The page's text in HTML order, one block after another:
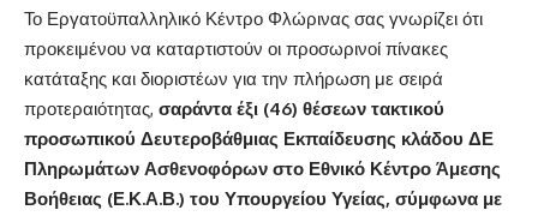
Το Εργατοϋπαλληλικό Κέντρο Φλώρινας σας γνωρίζει ότι
προκειμένου να καταρτιστούν οι προσωρινοί πίνακες
κατάταξης και διοριστέων για την πλήρωση με σειρά
προτεραιότητας, σαράντα έξι (46) θέσεων τακτικού
προσωπικού Δευτεροβάθμιας Εκπαίδευσης κλάδου ΔΕ
Πληρωμάτων Ασθενοφόρων στο Εθνικό Κέντρο Άμεσης
Βοήθειας (Ε.Κ.Α.Β.) του Υπουργείου Υγείας, σύμφωνα με